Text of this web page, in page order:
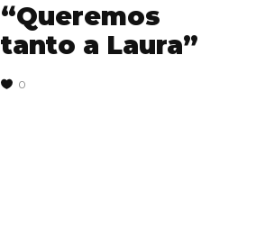
“Queremos
tanto a Laura”
0